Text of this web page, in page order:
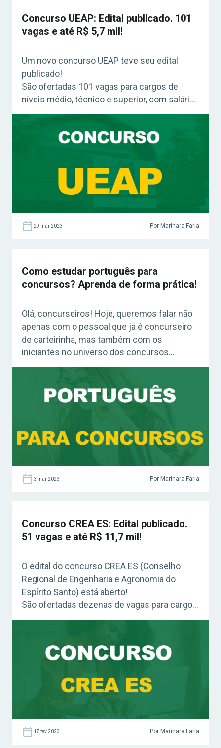
Concurso UEAP: Edital publicado. 101
vagas e até R$ 5,7 mil!
Um novo concurso UEAP teve seu edital
publicado!
São ofertadas 101 vagas para cargos de
níveis médio, técnico e superior, com salários
iniciais de até R$ 5.799,35.
29 mar 2023 Por Marinara Faria
Como estudar português para
concursos? Aprenda de forma prática!
Olá, concurseiros! Hoje, queremos falar não
apenas com o pessoal que já é concurseiro
de carteirinha, mas também com os
iniciantes no universo dos concursos
públicos. Pense na seguinte situação: um
que está ofertando vagas para o cargo dos
seus sonhos. É em uma instituição bacana,
3 mar 2023 Por Marinara Faria
Concurso CREA ES: Edital publicado.
51 vagas e até R$ 11,7 mil!
O edital do concurso CREA ES (Conselho
Regional de Engenharia e Agronomia do
Espírito Santo) está aberto!
São ofertadas dezenas de vagas para cargos
de níveis médio e superior. Além disso,
reserva.
17 fev 2023 Por Marinara Faria